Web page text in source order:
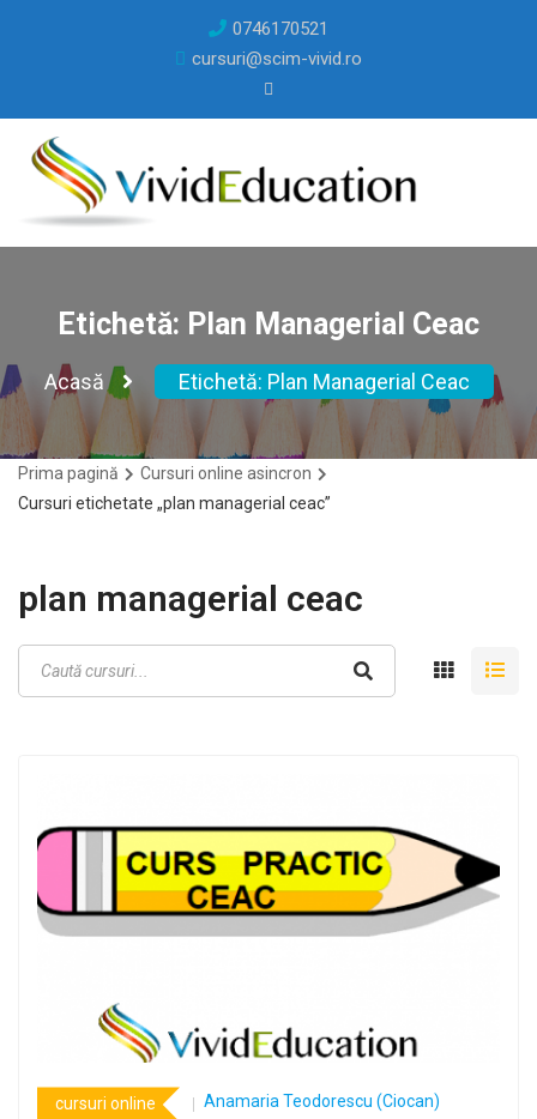
0746170521
cursuri@scim-vivid.ro
Etichetă: Plan Managerial Ceac
Acasă Etichetă: Plan Managerial Ceac
Prima pagină
Cursuri online asincron
Cursuri etichetate „plan managerial ceac”
plan managerial ceac
cursuri online Anamaria Teodorescu (Ciocan)